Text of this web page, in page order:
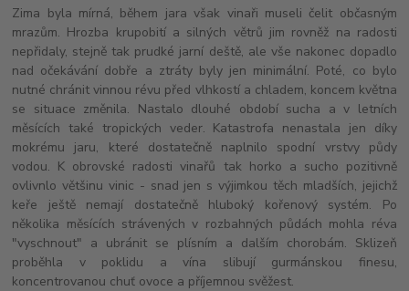
Zima byla mírná, během jara však vinaři museli čelit občasným
mrazům. Hrozba krupobití a silných větrů jim rovněž na radosti
nepřidaly, stejně tak prudké jarní deště, ale vše nakonec dopadlo
nad očekávání dobře a ztráty byly jen minimální. Poté, co bylo
nutné chránit vinnou révu před vlhkostí a chladem, koncem května
se situace změnila. Nastalo dlouhé období sucha a v letních
měsících také tropických veder. Katastrofa nenastala jen díky
mokrému jaru, které dostatečně naplnilo spodní vrstvy půdy
vodou. K obrovské radosti vinařů tak horko a sucho pozitivně
ovlivnlo většinu vinic - snad jen s výjimkou těch mladších, jejichž
keře ještě nemají dostatečně hluboký kořenový systém. Po
několika měsících strávených v rozbahných půdách mohla réva
"vyschnout" a ubránit se plísním a dalším chorobám. Sklizeň
proběhla v poklidu a vína slibují gurmánskou finesu,
koncentrovanou chuť ovoce a příjemnou svěžest.